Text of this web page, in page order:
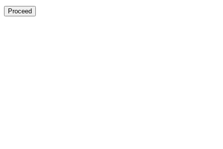
Proceed